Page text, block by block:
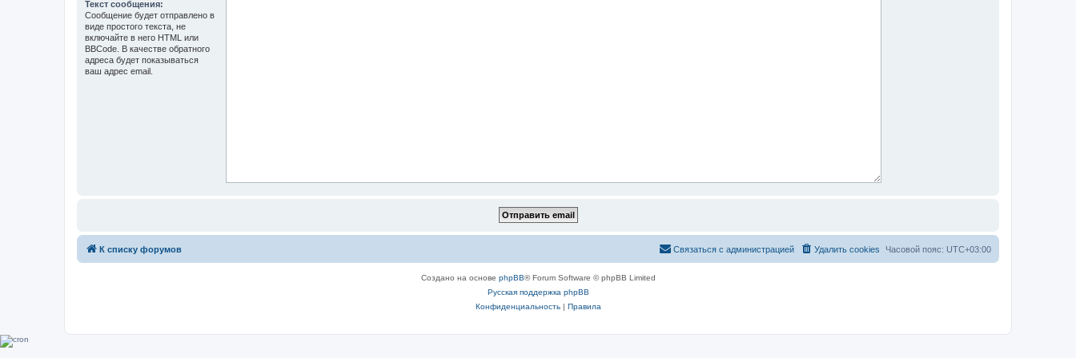
Текст сообщения:
Сообщение будет отправлено в
виде простого текста, не
включайте в него HTML или
BBCode. В качестве обратного
адреса будет показываться
ваш адрес email.
К списку форумов Часовой пояс: UTC+03:00
Удалить cookies
Связаться с администрацией
Создано на основе phpBB® Forum Software © phpBB Limited
Русская поддержка phpBB
Конфиденциальность| Правила